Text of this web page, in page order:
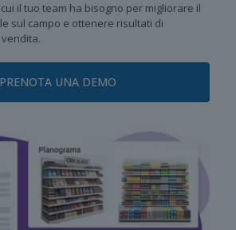
il tuo team ha bisogno per migliorare il
sul campo e ottenere risultati di
PRENOTA UNA DEMO